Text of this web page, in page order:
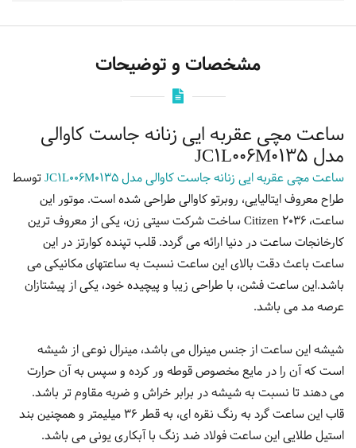
مشخصات و توضیحات
ساعت مچی عقربه ایی زنانه جاست کاوالی
مدل JC1L006M0135
ساعت مچی عقربه ایی زنانه جاست کاوالی مدل JC1L006M0135
توسط
طراح معروف ایتالیایی، روبرتو کاوالی طراحی شده است. موتور این
ساعت، Citizen 2036 ساخت شرکت سیتی زن، یکی از معروف ترین
کارخانجات ساعت در دنیا ارائه می گردد. قلب تپنده کوارتز در این
ساعت باعث دقت بالای این ساعت نسبت به ساعتهای مکانیکی می
باشد.این ساعت فشن، با طراحی زیبا و پیچیده خود، یکی از پیشتازان
عرصه مد می باشد.
شیشه این ساعت از جنس مینرال می باشد، مینرال نوعی از شیشه
است که آن را در مایع مخصوص قوطه ور کرده و سپس به آن حرارت
می دهند تا نسبت به شیشه در برابر خراش و ضربه مقاوم تر باشد.
قاب این ساعت گرد به رنگ نقره ای، به قطر 36 میلیمتر و همچنین بند
استیل طلایی این ساعت فولاد ضد زنگ با آبکاری یونی می باشد.